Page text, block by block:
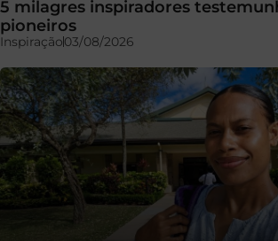
5 milagres inspiradores
pioneiros
Inspiração03/08/2026